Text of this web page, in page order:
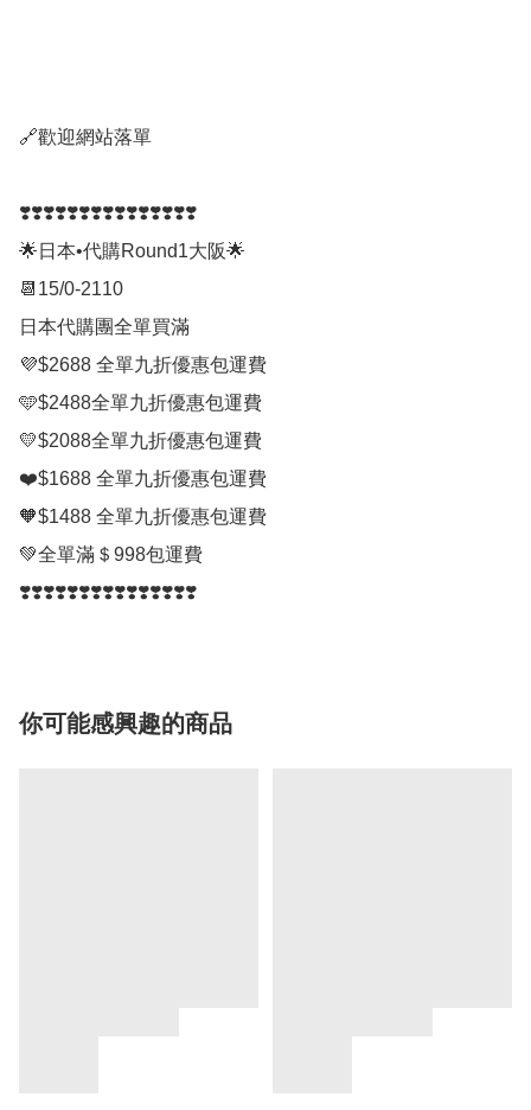
🔗歡迎網站落單
❣️❣️❣️❣️❣️❣️❣️❣️❣️❣️❣️❣️❣️❣️❣️
🌟日本•代購Round1大阪🌟
📆15/0-2110
日本代購團全單買滿
💜$2688 全單九折優惠包運費
🩵$2488全單九折優惠包運費
💛$2088全單九折優惠包運費
❤️$1688 全單九折優惠包運費
🧡$1488 全單九折優惠包運費
💚全單滿＄998包運費
❣️❣️❣️❣️❣️❣️❣️❣️❣️❣️❣️❣️❣️❣️❣️
你可能感興趣的商品